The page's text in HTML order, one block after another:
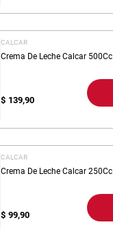
CALCAR
Crema De Leche Calcar 500Cc
$ 139,90
CALCAR
Crema De Leche Calcar 250Cc
$ 99,90